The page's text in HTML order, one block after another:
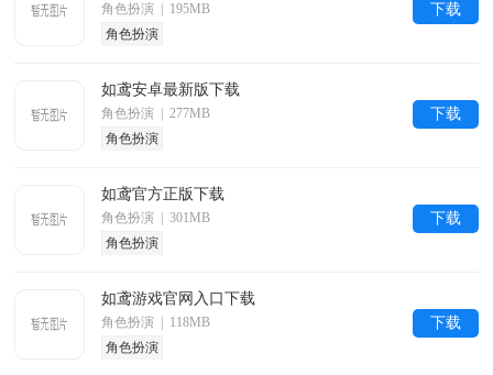
角色扮演 | 195MB
角色扮演
下载
如鸢安卓最新版下载
角色扮演 | 277MB
角色扮演
下载
如鸢官方正版下载
角色扮演 | 301MB
角色扮演
下载
如鸢游戏官网入口下载
角色扮演 | 118MB
角色扮演
下载